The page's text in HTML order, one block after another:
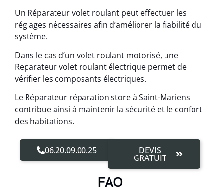
Un Réparateur volet roulant peut effectuer les
réglages nécessaires afin d’améliorer la fiabilité du
système.
Dans le cas d’un volet roulant motorisé, une
Reparateur volet roulant électrique permet de
vérifier les composants électriques.
Le Réparateur réparation store à Saint-Mariens
contribue ainsi à maintenir la sécurité et le confort
des habitations.
06.20.09.00.25 DEVIS
GRATUIT
FAQ